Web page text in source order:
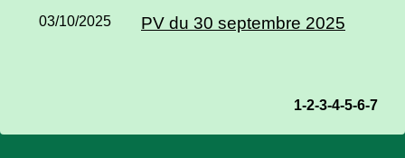
03/10/2025 PV du 30 septembre 2025
1-2-3-4-5-6-7